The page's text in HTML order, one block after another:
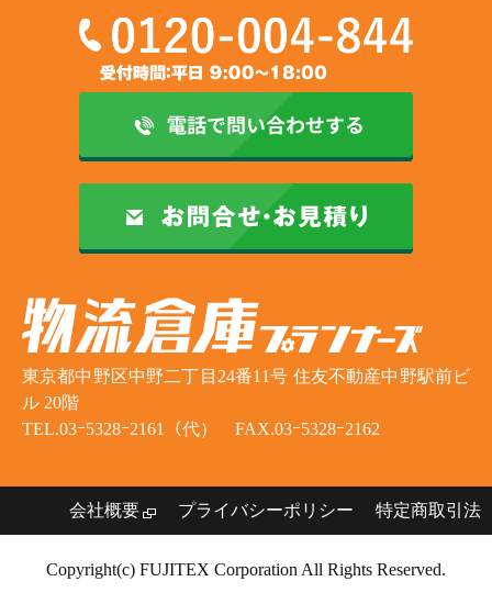
東京都中野区中野二丁目24番11号 住友不動産中野駅前ビ
ル 20階
TEL.03ｰ5328ｰ2161（代） FAX.03ｰ5328ｰ2162
会社概要 プライバシーポリシー 特定商取引法
Copyright(c) FUJITEX Corporation All Rights Reserved.